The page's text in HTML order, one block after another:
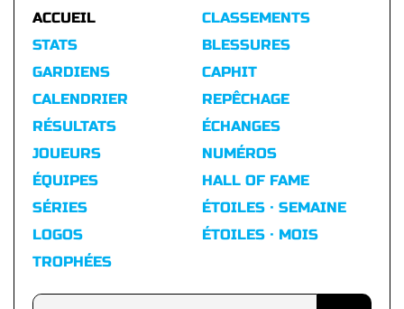
ACCUEIL
STATS
GARDIENS
CALENDRIER
RÉSULTATS
CLASSEMENTS
BLESSURES
CAPHIT
REPÊCHAGE
ÉCHANGES
JOUEURS
ÉQUIPES
SÉRIES
LOGOS
TROPHÉES
NUMÉROS
HALL OF FAME
ÉTOILES · SEMAINE
ÉTOILES · MOIS